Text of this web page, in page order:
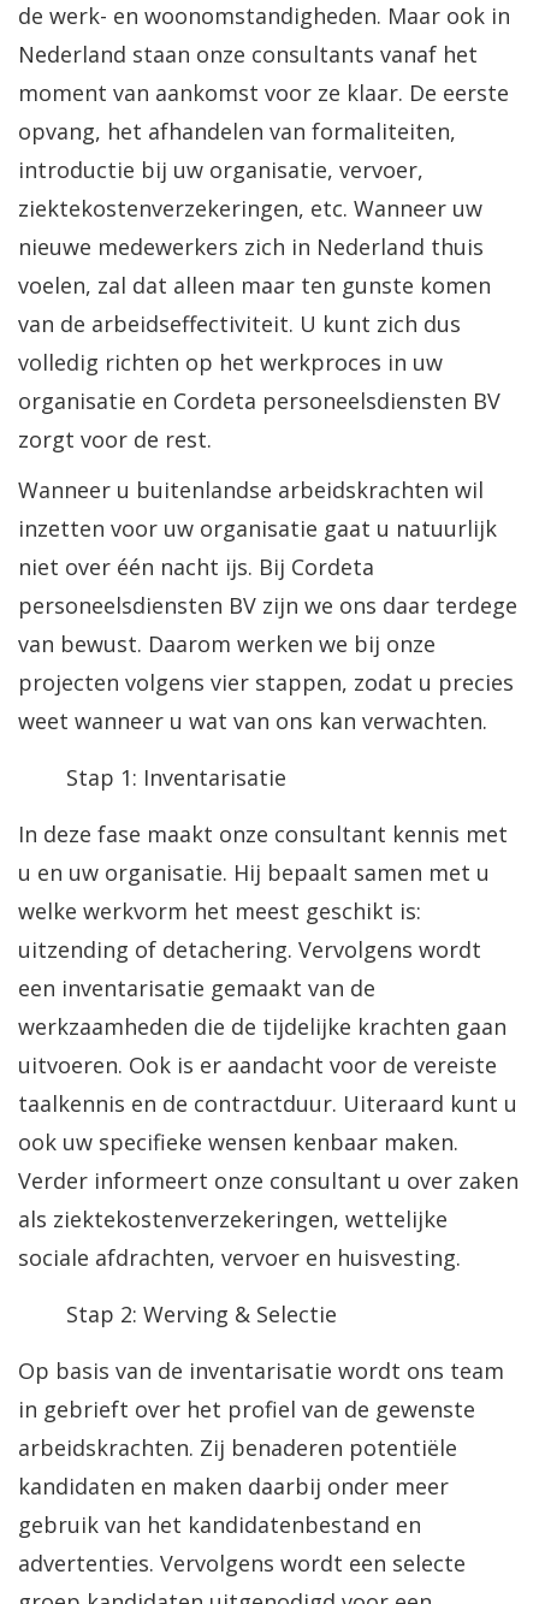
de werk- en woonomstandigheden. Maar ook in
Nederland staan onze consultants vanaf het
moment van aankomst voor ze klaar. De eerste
opvang, het afhandelen van formaliteiten,
introductie bij uw organisatie, vervoer,
ziektekostenverzekeringen, etc. Wanneer uw
nieuwe medewerkers zich in Nederland thuis
voelen, zal dat alleen maar ten gunste komen
van de arbeidseffectiviteit. U kunt zich dus
volledig richten op het werkproces in uw
organisatie en Cordeta personeelsdiensten BV
zorgt voor de rest.
Wanneer u buitenlandse arbeidskrachten wil
inzetten voor uw organisatie gaat u natuurlijk
niet over één nacht ijs. Bij Cordeta
personeelsdiensten BV zijn we ons daar terdege
van bewust. Daarom werken we bij onze
projecten volgens vier stappen, zodat u precies
weet wanneer u wat van ons kan verwachten.
Stap 1: Inventarisatie
In deze fase maakt onze consultant kennis met
u en uw organisatie. Hij bepaalt samen met u
welke werkvorm het meest geschikt is:
uitzending of detachering. Vervolgens wordt
een inventarisatie gemaakt van de
werkzaamheden die de tijdelijke krachten gaan
uitvoeren. Ook is er aandacht voor de vereiste
taalkennis en de contractduur. Uiteraard kunt u
ook uw specifieke wensen kenbaar maken.
Verder informeert onze consultant u over zaken
als ziektekostenverzekeringen, wettelijke
sociale afdrachten, vervoer en huisvesting.
Stap 2: Werving & Selectie
Op basis van de inventarisatie wordt ons team
in gebrieft over het profiel van de gewenste
arbeidskrachten. Zij benaderen potentiële
kandidaten en maken daarbij onder meer
gebruik van het kandidatenbestand en
advertenties. Vervolgens wordt een selecte